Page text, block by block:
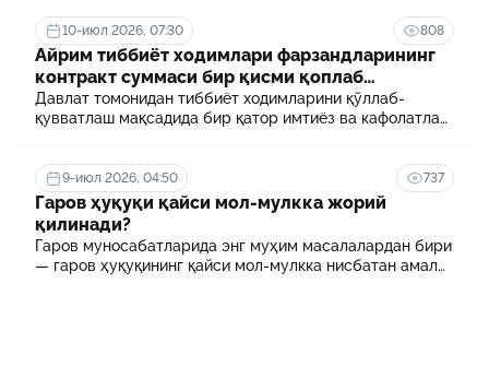
10-июл 2026, 07:30 808
Айрим тиббиёт ходимлари фарзандларининг
контракт суммаси бир қисми қоплаб
берилади
Давлат томонидан тиббиёт ходимларини қўллаб-
қувватлаш мақсадида бир қатор имтиёз ва кафолатлар
муассасасида ўқиш учун тўланадиган контракт
маблағининг бир қисмини қоплаб бериш тартибидир
9-июл 2026, 04:50 737
Гаров ҳуқуқи қайси мол-мулкка жорий
қилинади?
Гаров муносабатларида энг муҳим масалалардан бири
— гаров ҳуқуқининг қайси мол-мулкка нисбатан амал